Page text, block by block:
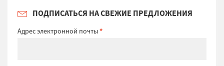
ПОДПИСАТЬСЯ НА СВЕЖИЕ ПРЕДЛОЖЕНИЯ
Адрес электронной почты*